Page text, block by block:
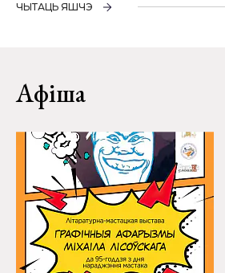
ЧЫТАЦЬ ЯШЧЭ
Афіша